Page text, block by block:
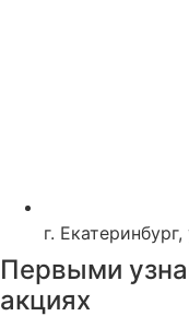
г.
Первыми
акциях